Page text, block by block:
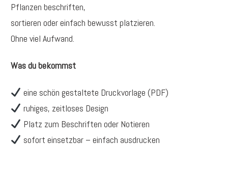
Pflanzen beschriften,
sortieren oder einfach bewusst platzieren.
Ohne viel Aufwand.
Was du bekommst
eine schön gestaltete Druckvorlage (PDF)
ruhiges, zeitloses Design
Platz zum Beschriften oder Notieren
sofort einsetzbar – einfach ausdrucken